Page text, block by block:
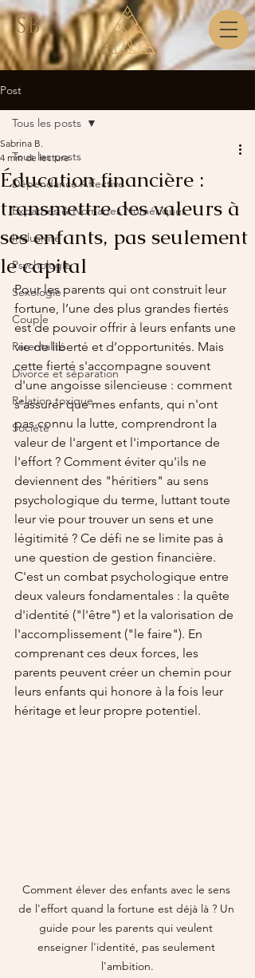
SB
Post
Tous les posts
Dépendance Affective
Expatriés & Nomades Numériques
Inclusivité
Psychologie
Sexologie
Couple
Parentalité
Divorce et séparation
Relation toxique
Société
Tous les posts
Éducation financière :
transmettre des valeurs à
ses enfants, pas seulement
le capital
Sabrina B.
4 min de lecture
Pour les parents qui ont construit leur
fortune, l’une des plus grandes fiertés
est de pouvoir offrir à leurs enfants une
vie de liberté et d’opportunités. Mais
cette fierté s'accompagne souvent
d'une angoisse silencieuse : comment
s’assurer que mes enfants, qui n'ont
pas connu la lutte, comprendront la
valeur de l'argent et l'importance de
l'effort ? Comment éviter qu'ils ne
deviennent des "héritiers" au sens
psychologique du terme, luttant toute
leur vie pour trouver un sens et une
légitimité ? Ce défi ne se limite pas à
une question de gestion financière.
C'est un combat psychologique entre
deux valeurs fondamentales : la quête
d'identité ("l'être") et la valorisation de
l'accomplissement ("le faire"). En
comprenant ces deux forces, les
parents peuvent créer un chemin pour
leurs enfants qui honore à la fois leur
héritage et leur propre potentiel.
Comment élever des enfants avec le sens
de l'effort quand la fortune est déjà là ? Un
guide pour les parents qui veulent
enseigner l'identité, pas seulement
l'ambition.